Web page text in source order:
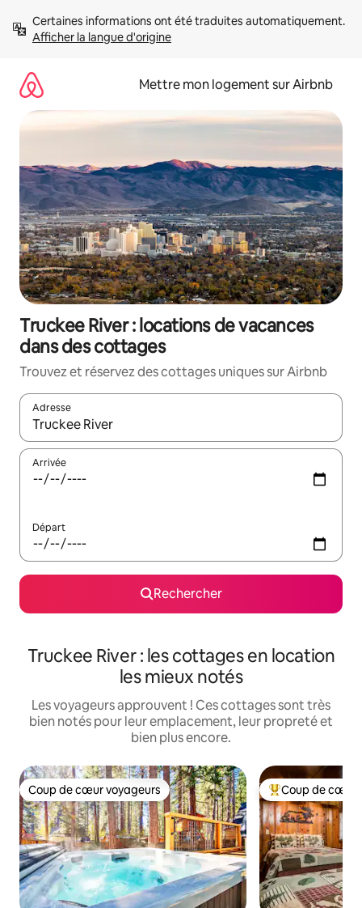
directement
Afficher la langue d'origine
Mettre mon logement sur Airbnb
Truckee River : locations de vacances
dans des cottages
Trouvez et réservez des cottages uniques sur Airbnb
Adresse
Lorsque les résultats s'affichent, utilisez les flèches vers le
Arrivée
Départ
Rechercher
Truckee River : les cottages en location
les mieux notés
Les voyageurs approuvent ! Ces cottages sont très
bien notés pour leur emplacement, leur propreté et
bien plus encore.
Coup de cœur voyageurs
Coup de cœur voyageurs Coups de cœur
Coup de cœur